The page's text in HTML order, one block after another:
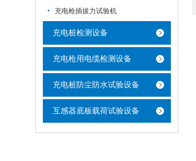
充电枪插拔力试验机
充电桩检测设备
充电枪用电缆检测设备
充电桩防尘防水试验设备
互感器底板载荷试验设备